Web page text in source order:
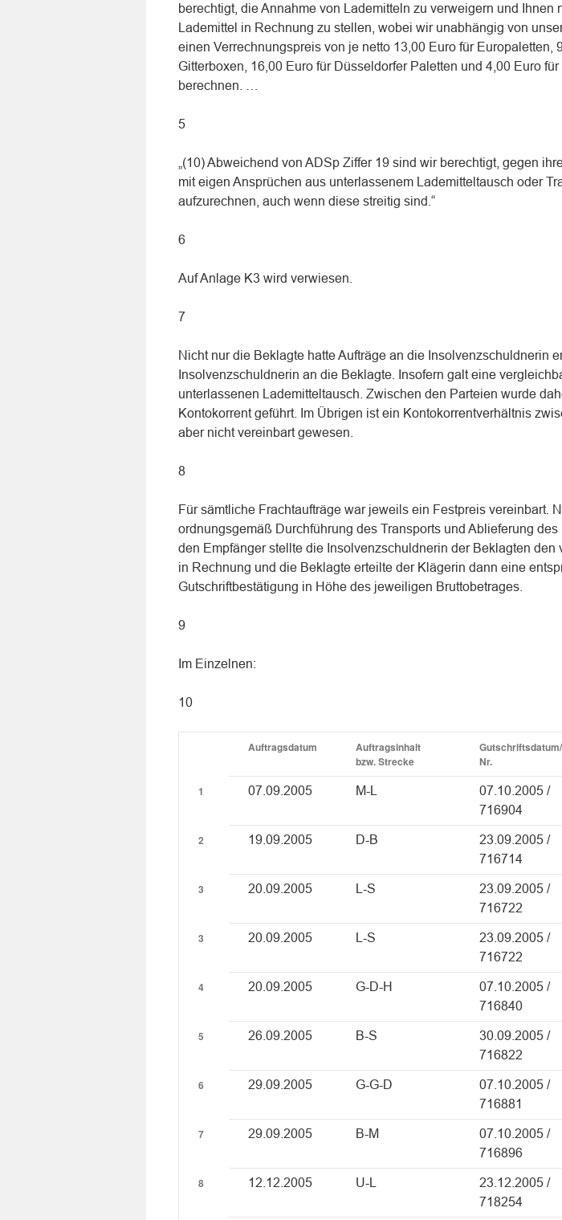
berechtigt, die Annahme von Lademitteln zu verweigern und Ihnen
Lademittel in Rechnung zu stellen, wobei wir unabhängig von
einen Verrechnungspreis von je netto 13,00 Euro für Europaletten,
Gitterboxen, 16,00 Euro für Düsseldorfer Paletten und 4,00 Euro
berechnen. …
5
„(10) Abweichend von ADSp Ziffer 19 sind wir berechtigt, gegen
mit eigen Ansprüchen aus unterlassenem Lademitteltausch oder
aufzurechnen, auch wenn diese streitig sind.“
6
Auf Anlage K3 wird verwiesen.
7
Nicht nur die Beklagte hatte Aufträge an die Insolvenzschuldnerin
Insolvenzschuldnerin an die Beklagte. Insofern galt eine
unterlassenen Lademitteltausch. Zwischen den Parteien wurde
Kontokorrent geführt. Im Übrigen ist ein Kontokorrentverhältnis
aber nicht vereinbart gewesen.
8
Für sämtliche Frachtaufträge war jeweils ein Festpreis vereinbart.
ordnungsgemäß Durchführung des Transports und Ablieferung
den Empfänger stellte die Insolvenzschuldnerin der Beklagten den
in Rechnung und die Beklagte erteilte der Klägerin dann eine
Gutschriftbestätigung in Höhe des jeweiligen Bruttobetrages.
9
Im Einzelnen:
10
Auftragsdatum
Auftragsinhalt
bzw. Strecke
Nr.
1 07.09.2005 M-L
07.10.2005 /
716904
2 19.09.2005 D-B
23.09.2005 /
716714
3 20.09.2005 L-S
23.09.2005 /
716722
3 20.09.2005 L-S
23.09.2005 /
716722
4 20.09.2005 G-D-H
07.10.2005 /
716840
5 26.09.2005 B-S
30.09.2005 /
716822
6 29.09.2005 G-G-D
07.10.2005 /
716881
7 29.09.2005 B-M
07.10.2005 /
716896
8 12.12.2005 U-L
23.12.2005 /
718254